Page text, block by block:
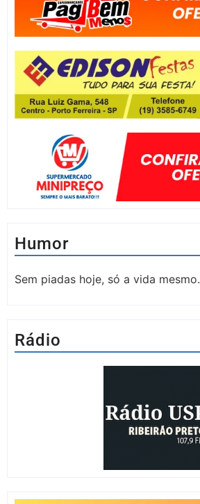
Humor
Sem piadas hoje, só a vida mesmo.
Rádio